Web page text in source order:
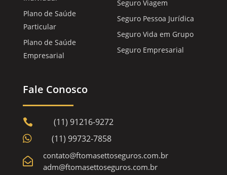
Plano de Saúde
Particular
Plano de Saúde
Empresarial
Seguro Viagem
Seguro Pessoa Jurídica
Seguro Vida em Grupo
Seguro Empresarial
Fale Conosco
 (11) 91216-9272
 (11) 99732-7858

contato@ftomasettoseguros.com.br
adm@ftomasettoseguros.com.br